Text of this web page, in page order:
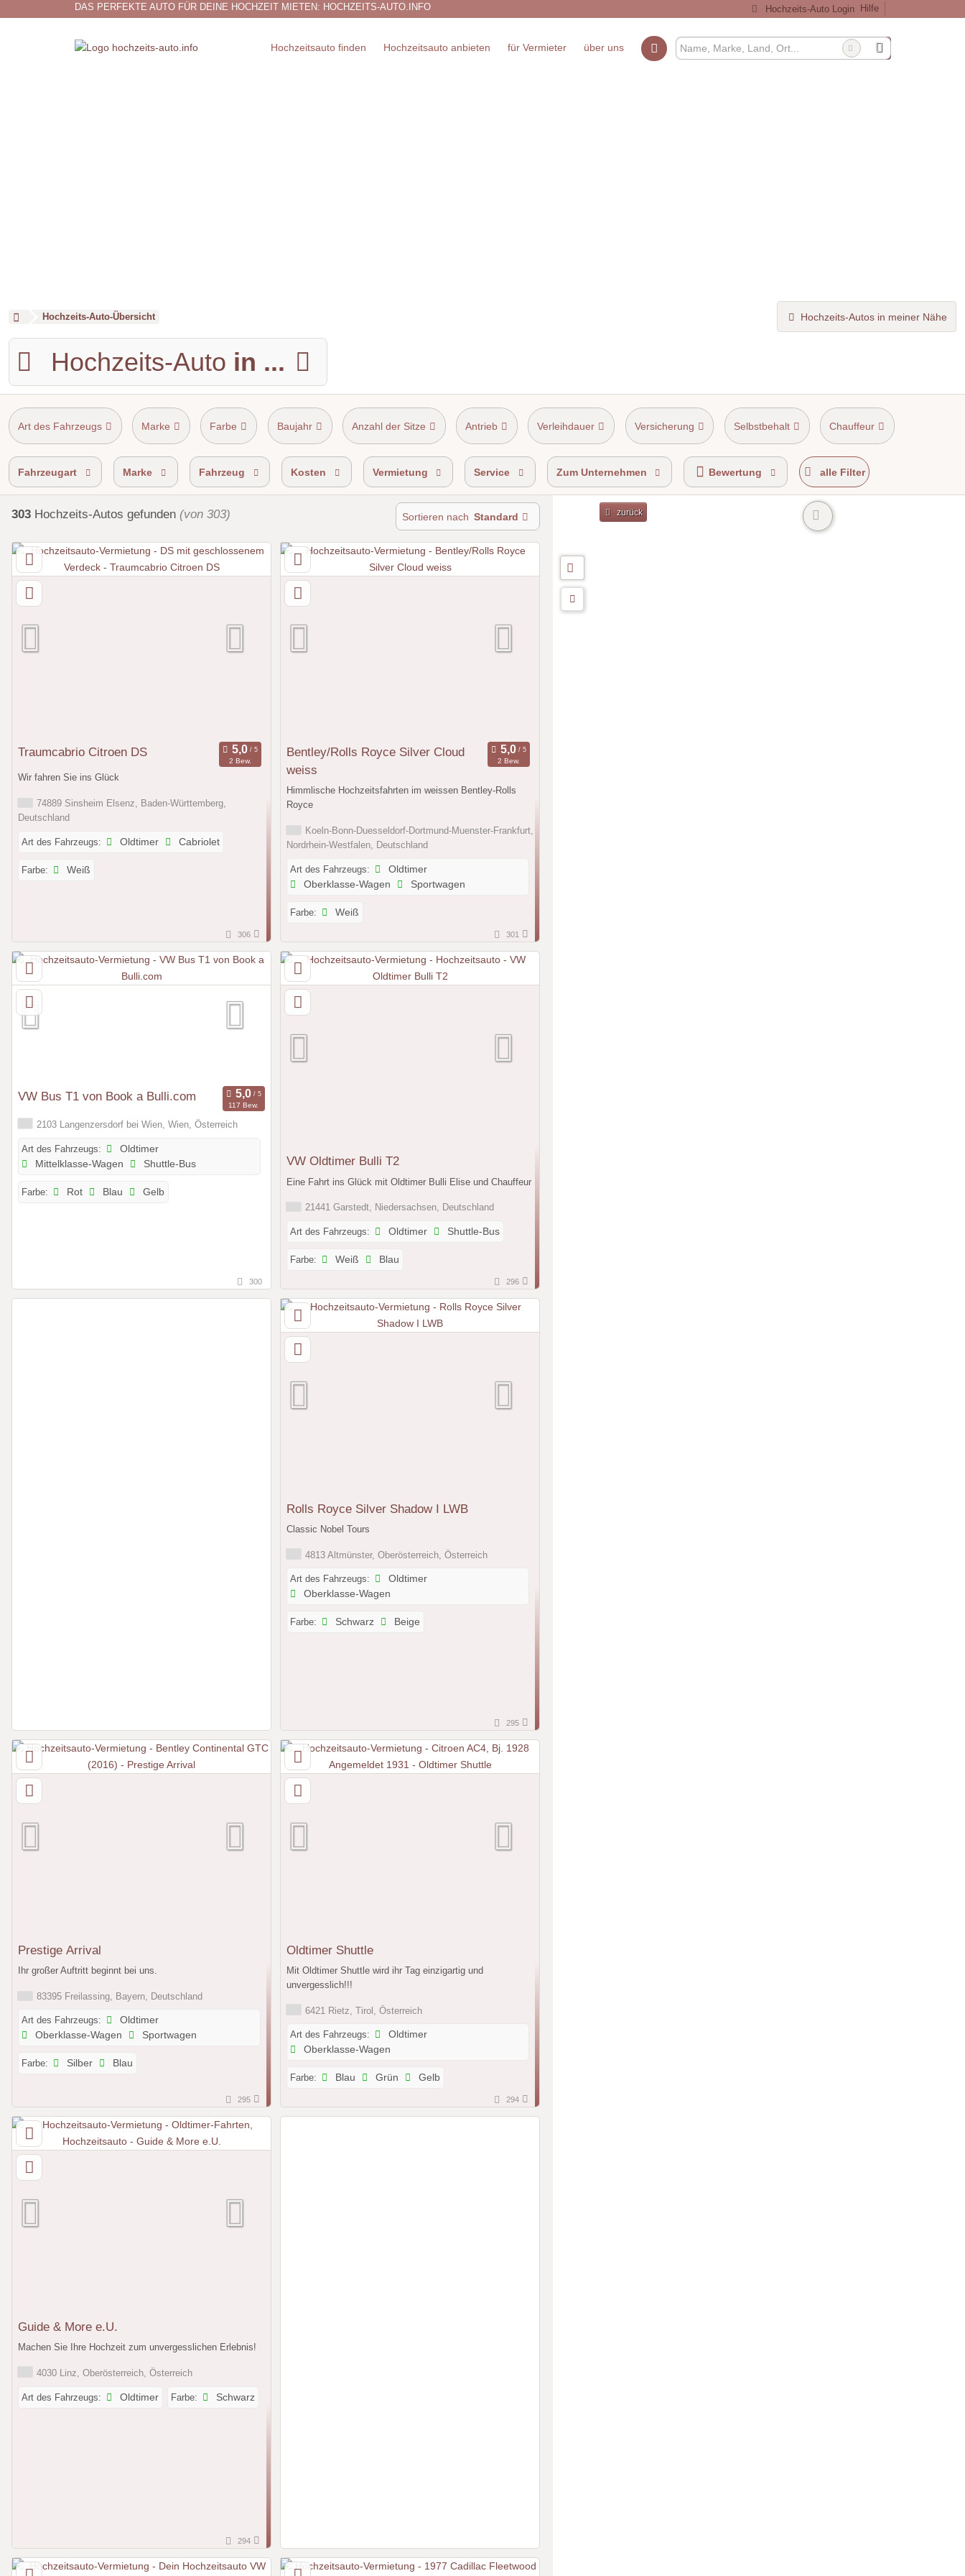
DAS PERFEKTE AUTO FÜR DEINE HOCHZEIT MIETEN: HOCHZEITS-AUTO.INFO Hochzeits-Auto Login Hilfe
Hochzeitsauto finden Hochzeitsauto anbieten für Vermieter über uns
Hochzeits-Auto-Übersicht Hochzeits-Autos in meiner Nähe
Hochzeits-Auto in ...
Art des Fahrzeugs Marke Farbe Baujahr Anzahl der Sitze Antrieb Verleihdauer Versicherung Selbstbehalt Chauffeur
Shuttle Service Einzugsgebiet
Fahrzeugart Marke Fahrzeug Kosten Vermietung Service Zum Unternehmen Bewertung alle Filter
303 Hochzeits-Autos gefunden (von 303) Sortieren nach Standard
Traumcabrio Citroen DS
2 Bew.
Wir fahren Sie ins Glück
74889 Sinsheim Elsenz, Baden-Württemberg,
Deutschland
Art des Fahrzeugs: Oldtimer Cabriolet
Farbe: Weiß
306
Bentley/Rolls Royce Silver Cloud
weiss
2 Bew.
Himmlische Hochzeitsfahrten im weissen Bentley-Rolls
Royce
Koeln-Bonn-Duesseldorf-Dortmund-Muenster-Frankfurt,
Nordrhein-Westfalen, Deutschland
Art des Fahrzeugs:
Oldtimer
Oberklasse-Wagen
Sportwagen
Farbe: Weiß
301
VW Bus T1 von Book a Bulli.com
117 Bew.
2103 Langenzersdorf bei Wien, Wien, Österreich
Art des Fahrzeugs:
Oldtimer
Mittelklasse-Wagen
Shuttle-Bus
Farbe: Rot Blau Gelb
300
VW Oldtimer Bulli T2
Eine Fahrt ins Glück mit Oldtimer Bulli Elise und Chauffeur
21441 Garstedt, Niedersachsen, Deutschland
Art des Fahrzeugs: Oldtimer Shuttle-Bus
Farbe: Weiß Blau
296
Rolls Royce Silver Shadow I LWB
Classic Nobel Tours
4813 Altmünster, Oberösterreich, Österreich
Art des Fahrzeugs:
Oldtimer
Oberklasse-Wagen
Farbe: Schwarz Beige
295
Prestige Arrival
Ihr großer Auftritt beginnt bei uns.
83395 Freilassing, Bayern, Deutschland
Art des Fahrzeugs:
Oldtimer
Oberklasse-Wagen
Sportwagen
Farbe: Silber Blau
295
Oldtimer Shuttle
Mit Oldtimer Shuttle wird ihr Tag einzigartig und
unvergesslich!!!
6421 Rietz, Tirol, Österreich
Art des Fahrzeugs:
Oldtimer
Oberklasse-Wagen
Farbe: Blau Grün Gelb
294
Guide & More e.U.
Machen Sie Ihre Hochzeit zum unvergesslichen Erlebnis!
4030 Linz, Oberösterreich, Österreich
Art des Fahrzeugs: Oldtimer Farbe: Schwarz
294
zurück